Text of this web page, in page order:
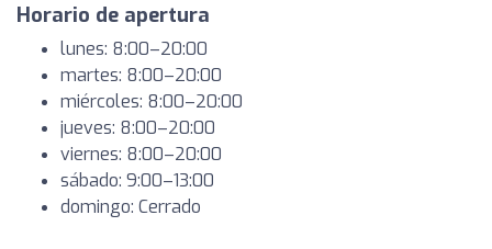
Horario de apertura
lunes: 8:00–20:00
martes: 8:00–20:00
miércoles: 8:00–20:00
jueves: 8:00–20:00
viernes: 8:00–20:00
sábado: 9:00–13:00
domingo: Cerrado